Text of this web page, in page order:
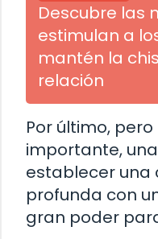
Descubre las
estimulan a
mantén la
relación
Por último,
importante,
establecer una
profunda con
gran poder